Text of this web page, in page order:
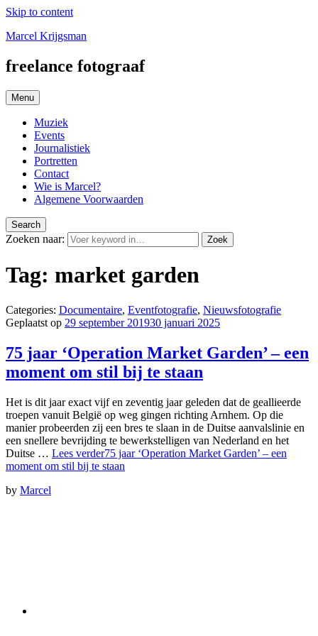
Skip to content
Marcel Krijgsman
freelance fotograaf
Menu
Muziek
Events
Journalistiek
Portretten
Contact
Wie is Marcel?
Algemene Voorwaarden
Search
Zoeken naar: Zoek
Tag: market garden
Categories: Documentaire, Eventfotografie, Nieuwsfotografie
Geplaatst op 29 september 201930 januari 2025
75 jaar ‘Operation Market Garden’ – een
moment om stil bij te staan
Het is dit jaar exact vijf en zeventig jaar geleden dat de geallieerde
troepen vanuit België op weg gingen richting Arnhem. Op die
manier probeerden zij een bres te slaan in de Duitse aanvalslinie en
een snellere bevrijding te bewerkstelligen van Nederland en het
Duitse … Lees verder75 jaar ‘Operation Market Garden’ – een
moment om stil bij te staan
by Marcel